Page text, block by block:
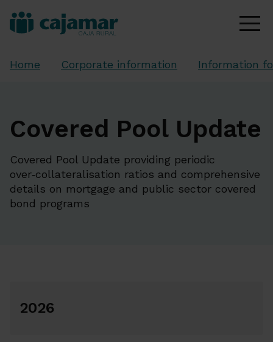
Home Corporate information Information
Covered Pool Update
Covered Pool Update providing periodic
over‑collateralisation ratios and comprehensive
details on mortgage and public sector covered
bond programs
2026